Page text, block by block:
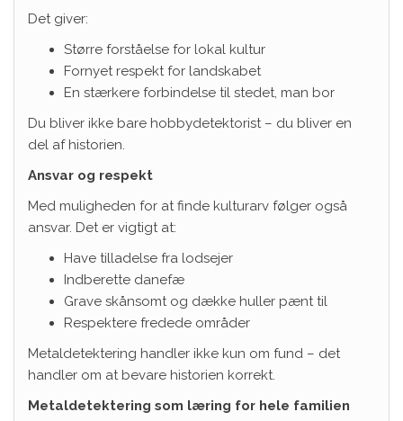
Det giver:
Større forståelse for lokal kultur
Fornyet respekt for landskabet
En stærkere forbindelse til stedet, man bor
Du bliver ikke bare hobbydetektorist – du bliver en
del af historien.
Ansvar og respekt
Med muligheden for at finde kulturarv følger også
ansvar. Det er vigtigt at:
Have tilladelse fra lodsejer
Indberette danefæ
Grave skånsomt og dække huller pænt til
Respektere fredede områder
Metaldetektering handler ikke kun om fund – det
handler om at bevare historien korrekt.
Metaldetektering som læring for hele familien